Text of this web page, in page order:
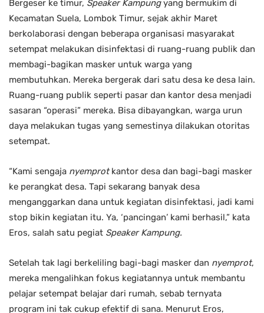
Bergeser ke timur, Speaker Kampungyang bermukim di
Kecamatan Suela, Lombok Timur, sejak akhir Maret
berkolaborasi dengan beberapa organisasi masyarakat
setempat melakukan disinfektasi di ruang-ruang publik dan
membagi-bagikan masker untuk warga yang
membutuhkan. Mereka bergerak dari satu desa ke desa lain.
Ruang-ruang publik seperti pasar dan kantor desa menjadi
sasaran “operasi” mereka. Bisa dibayangkan, warga urun
daya melakukan tugas yang semestinya dilakukan otoritas
setempat.
“Kami sengaja nyemprotkantor desa dan bagi-bagi masker
ke perangkat desa. Tapi sekarang banyak desa
menganggarkan dana untuk kegiatan disinfektasi, jadi kami
stop bikin kegiatan itu. Ya, ‘pancingan’ kami berhasil,” kata
Eros, salah satu pegiat Speaker Kampung.
Setelah tak lagi berkeliling bagi-bagi masker dan nyemprot,
mereka mengalihkan fokus kegiatannya untuk membantu
pelajar setempat belajar dari rumah, sebab ternyata
program ini tak cukup efektif di sana. Menurut Eros,